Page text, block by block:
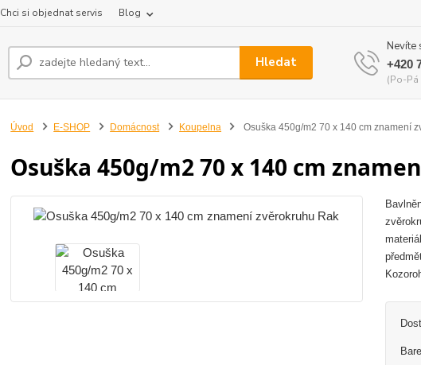
Chci si objednat servis Blog
Hledat
Nevíte
+420
(Po-
Úvod E-SHOP Domácnost Koupelna Osuška 450g/m2 70 x 140 cm znamení
Osuška 450g/m2 70 x 140 cm